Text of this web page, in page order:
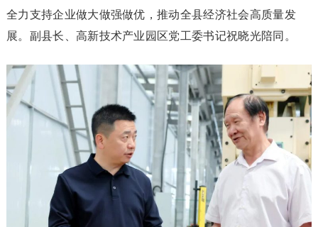
全力支持企业做大做强做优，推动全县经济社会高质量发
展。副县长、高新技术产业园区党工委书记祝晓光陪同。